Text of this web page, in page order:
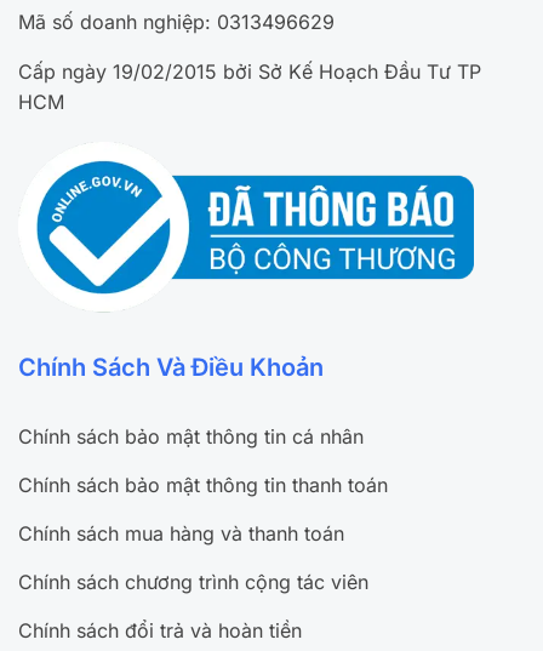
Mã số doanh nghiệp: 0313496629
Cấp ngày 19/02/2015 bởi Sở Kế Hoạch Đầu Tư TP
HCM
Chính Sách Và Điều Khoản
Chính sách bảo mật thông tin cá nhân
Chính sách bảo mật thông tin thanh toán
Chính sách mua hàng và thanh toán
Chính sách chương trình cộng tác viên
Chính sách đổi trả và hoàn tiền